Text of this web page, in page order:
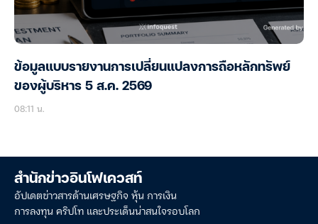
ข้อมูลแบบรายงานการเปลี่ยนแปลงการถือหลักทรัพย์
ของผู้บริหาร 5 ส.ค. 2569
08:11 น.
สำนักข่าวอินโฟเควสท์
อัปเดตข่าวสารด้านเศรษฐกิจ หุ้น การเงิน
การลงทุน คริปโท และประเด็นน่าสนใจรอบโลก